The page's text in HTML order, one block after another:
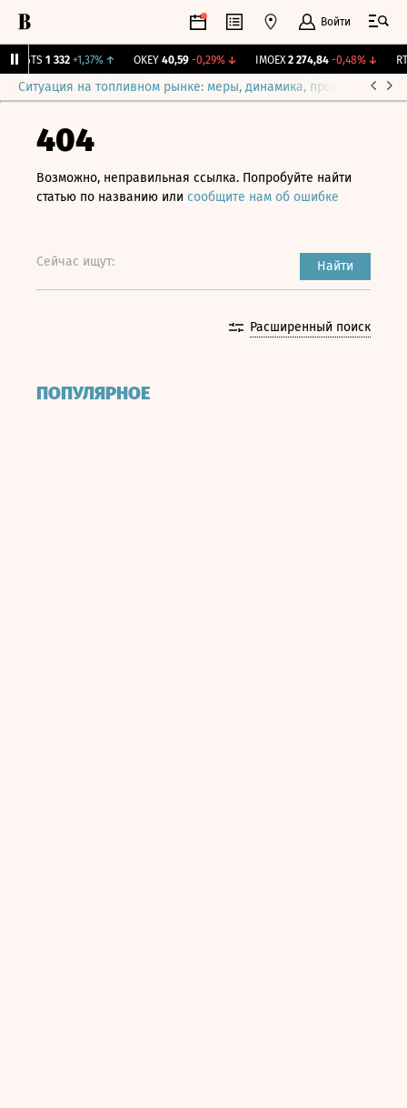
Войти
MGTS 1 332 +1,37%↑ OKEY 40,59 -0,29%↓ IMOEX 2 274,84 -0,48%↓ RTSI
Ситуация на топливном рынке: меры, динамика, прогнозы
404
Возможно, неправильная ссылка. Попробуйте найти
статью по названию или сообщите нам об ошибке
Сейчас ищут: Найти
Расширенный поиск
ПОПУЛЯРНОЕ